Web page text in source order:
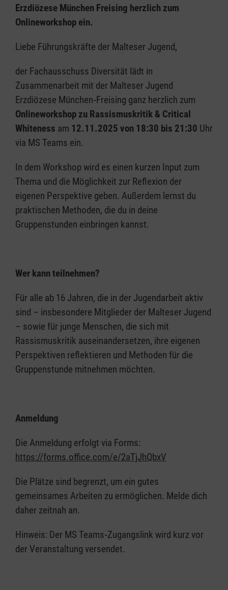
Erzdiözese München Freising herzlich zum
Onlineworkshop ein.
Liebe Führungskräfte der Malteser Jugend,
der Fachausschuss Diversität lädt in
Zusammenarbeit mit der Malteser Jugend
Erzdiözese München‑Freising ganz herzlich zum
Onlineworkshop zu Rassismuskritik & Critical
Whiteness am 12.11.2025 von 18:30 bis 21:30 Uhr
via MS Teams ein.
In dem Workshop wird es einen kurzen Input zum
Thema und die Möglichkeit zur Reflexion der
eigenen Perspektive geben. Außerdem lernst du
praktischen Methoden, die du in deine
Gruppenstunden einbringen kannst.
Wer kann teilnehmen?
Für alle ab 16 Jahren, die in der Jugendarbeit aktiv
sind – insbesondere Mitglieder der Malteser Jugend
– sowie für junge Menschen, die sich mit
Rassismuskritik auseinandersetzen, ihre eigenen
Perspektiven reflektieren und Methoden für die
Gruppenstunde mitnehmen möchten.
Anmeldung
Die Anmeldung erfolgt via Forms:
https://forms.office.com/e/2aTjJhQbxV
Die Plätze sind begrenzt, um ein gutes
gemeinsames Arbeiten zu ermöglichen. Melde dich
daher zeitnah an.
Hinweis: Der MS Teams‑Zugangslink wird kurz vor
der Veranstaltung versendet.